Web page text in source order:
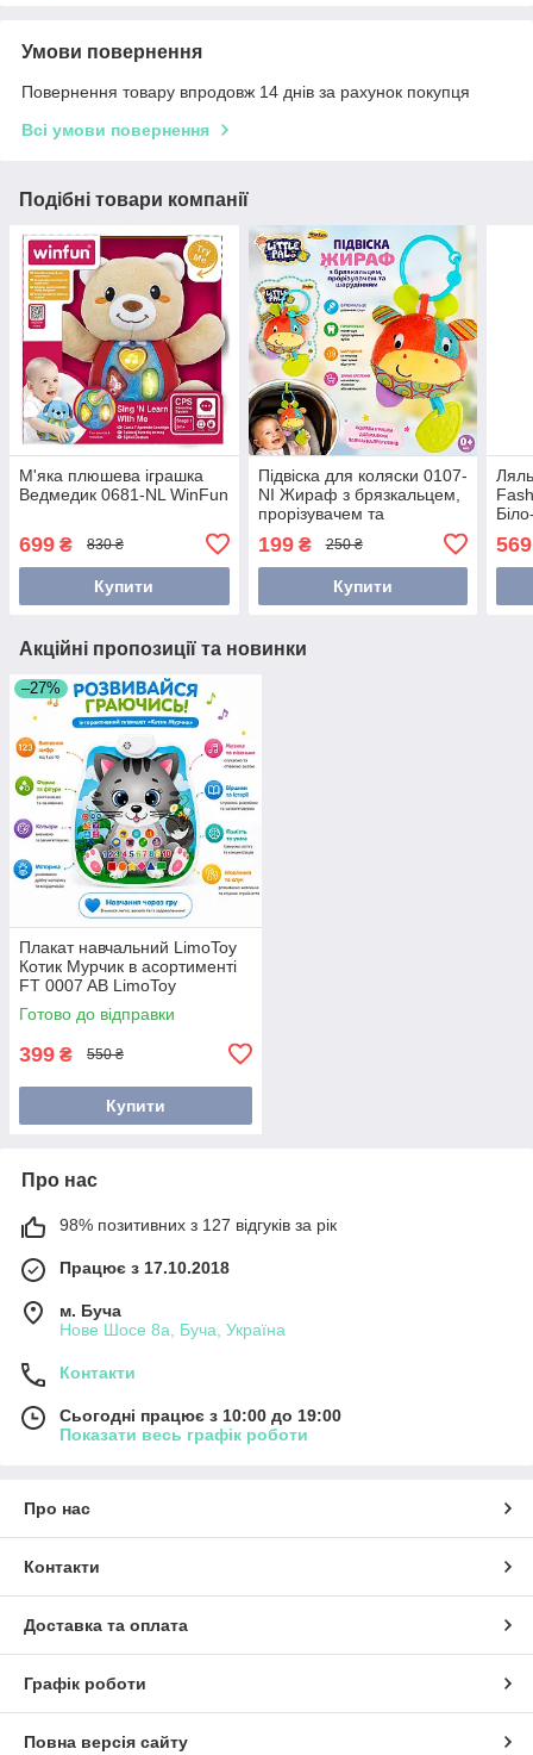
Умови повернення
Повернення товару впродовж 14 днів за рахунок покупця
Всі умови повернення
Подібні товари компанії
М'яка плюшева іграшка
Ведмедик 0681-NL WinFun
699 ₴ 830 ₴
Купити
Підвіска для коляски 0107-
NI Жираф з брязкальцем,
прорізувачем та
199₴ 250 ₴
Купити
569
Акційні пропозиції та новинки
–27%
Плакат навчальний LimoToy
Котик Мурчик в асортименті
FT 0007 AB LimoToy
Готово до відправки
399 ₴ 550 ₴
Купити
Про нас
98% позитивних з 127 відгуків за рік
Працює з 17.10.2018
м. Буча
Нове Шосе 8а, Буча, Україна
Контакти
Сьогодні працює з 10:00 до 19:00
Показати весь графік роботи
Про нас
Контакти
Доставка та оплата
Графік роботи
Повна версія сайту